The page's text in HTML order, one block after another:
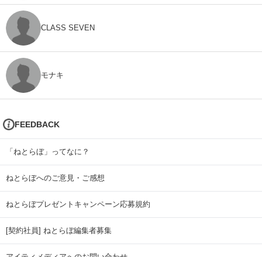
CLASS SEVEN
モナキ
FEEDBACK
「ねとらぼ」ってなに？
ねとらぼへのご意見・ご感想
ねとらぼプレゼントキャンペーン応募規約
[契約社員] ねとらぼ編集者募集